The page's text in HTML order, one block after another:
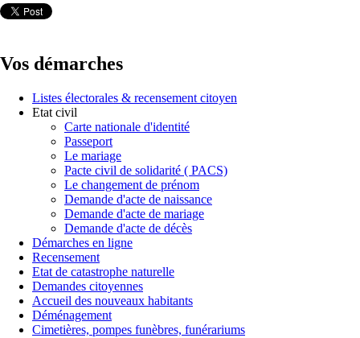
Vos démarches
Listes électorales & recensement citoyen
Etat civil
Carte nationale d'identité
Passeport
Le mariage
Pacte civil de solidarité ( PACS)
Le changement de prénom
Demande d'acte de naissance
Demande d'acte de mariage
Demande d'acte de décès
Démarches en ligne
Recensement
Etat de catastrophe naturelle
Demandes citoyennes
Accueil des nouveaux habitants
Déménagement
Cimetières, pompes funèbres, funérariums